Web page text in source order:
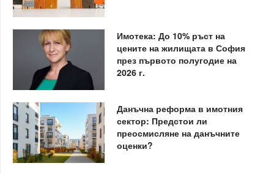
Имотека: До 10% ръст на
цените на жилищата в София
през първото полугодие на
2026 г.
Данъчна реформа в имотния
сектор: Предстои ли
преосмисляне на данъчните
оценки?